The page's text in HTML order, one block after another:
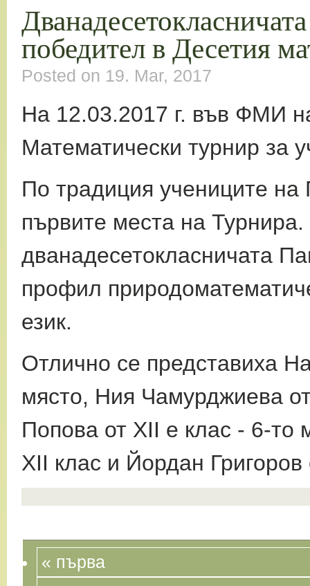
победител в Десетия
Posted on 19. Mar, 2017
На 12.03.2017 г. във ФМИ
Математически турнир за
По традиция учениците
първите места на
дванадесетокласничата
профил
език.
Отлично се представиха
място, Ния Чамурджиева
Попова от ХІІ е клас - 6-
ХІІ клас и Йордан Григоров
« първа